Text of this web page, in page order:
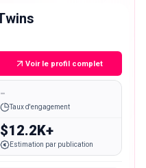
Voir le profil complet
-
Taux d'engagement
$12.2K+
Estimation par publication